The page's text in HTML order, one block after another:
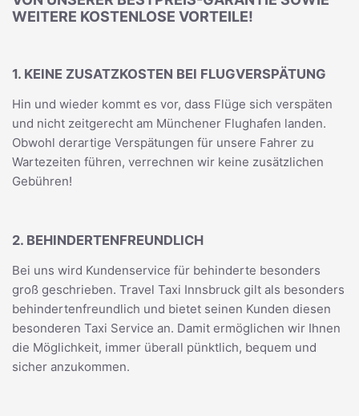
WEITERE KOSTENLOSE VORTEILE!
1. KEINE ZUSATZKOSTEN BEI FLUGVERSPÄTUNG
Hin und wieder kommt es vor, dass Flüge sich verspäten
und nicht zeitgerecht am Münchener Flughafen landen.
Obwohl derartige Verspätungen für unsere Fahrer zu
Wartezeiten führen, verrechnen wir keine zusätzlichen
Gebühren!
2. BEHINDERTENFREUNDLICH
Bei uns wird Kundenservice für behinderte besonders
groß geschrieben. Travel Taxi Innsbruck gilt als besonders
behindertenfreundlich und bietet seinen Kunden diesen
besonderen Taxi Service an. Damit ermöglichen wir Ihnen
die Möglichkeit, immer überall pünktlich, bequem und
sicher anzukommen.